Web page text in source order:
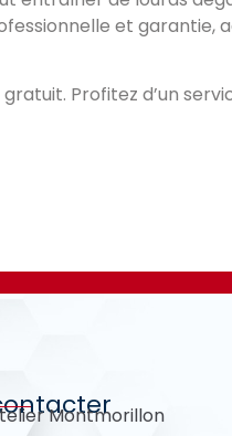
et garantie,
Profitez d’un
Montmorillon